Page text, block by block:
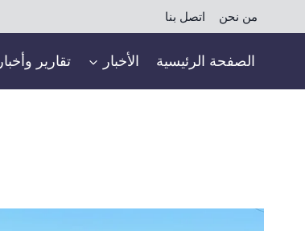
إلى
من نحن اتصل بنا
الصفحة الرئيسية الأخبار تقارير وأخبار